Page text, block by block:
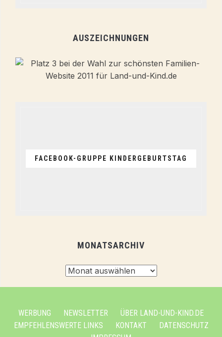
AUSZEICHNUNGEN
FACEBOOK-GRUPPE KINDERGEBURTSTAG
MONATSARCHIV
WERBUNG NEWSLETTER
ÜBER LAND-UND-KIND.DE
EMPFEHLENSWERTE LINKS
KONTAKT
DATENSCHUTZ